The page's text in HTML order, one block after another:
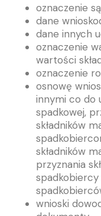
oznaczenie
dane
dane innych
oznaczenie
wartości
oznaczenie
osnowę
innymi co do
spadkowej,
składników
składników
przyznania
spadkobiercy
wnioski